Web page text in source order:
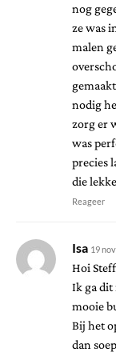
nog
ze was
malen
nodig
zorg er
was
precies
die
Reageer
Isa 19
Hoi
Ik ga dit
mooie
Bij het
dan